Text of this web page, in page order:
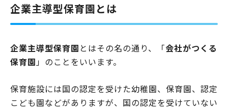
企業主導型保育園とは
企業主導型保育園 とはその名の通り、「会社がつくる
保育園 」のことをいいます。
保育施設には国の認定を受けた幼稚園、保育園、認定
こども園などがありますが、国の認定を受けていない